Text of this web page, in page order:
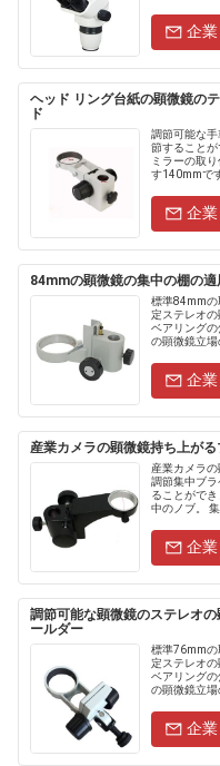
企
ヘッド リング台紙の顕微鏡の
ド
調節可能な
節することが
ミラーの取
す140mmで
企
84mmの顕微鏡の集中の棚の
標準84mmの
定ステレオ
ベアリング
の顕微鏡立場
ニ.....
企
産業カメラの顕微鏡持ち上が
産業カメラ
調節集中ブラ
ることがで
中のノブ。
企
調節可能な顕微鏡のステレオ
ールダー
標準76mmの
定ステレオ
ベアリング
の顕微鏡立場
ク・.....
企